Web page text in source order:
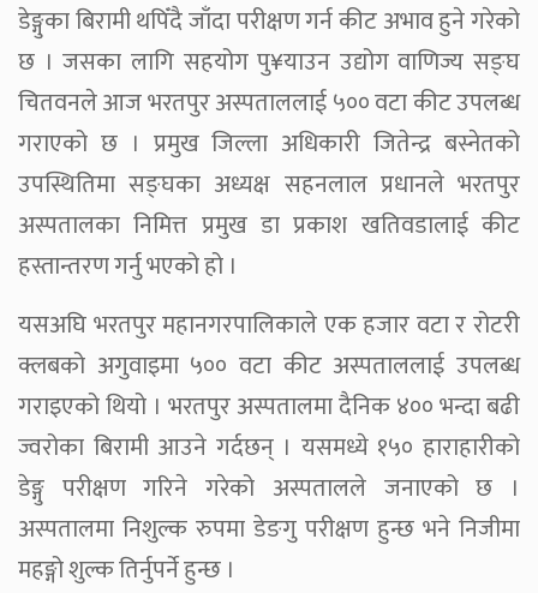
डेङ्गुका बिरामी थपिँदै जाँदा परीक्षण गर्न कीट अभाव हुने गरेको
छ । जसका लागि सहयोग पु¥याउन उद्योग वाणिज्य सङ्घ
चितवनले आज भरतपुर अस्पताललाई ५०० वटा कीट उपलब्ध
गराएको छ । प्रमुख जिल्ला अधिकारी जितेन्द्र बस्नेतको
उपस्थितिमा सङ्घका अध्यक्ष सहनलाल प्रधानले भरतपुर
अस्पतालका निमित्त प्रमुख डा प्रकाश खतिवडालाई कीट
हस्तान्तरण गर्नु भएको हो ।
यसअघि भरतपुर महानगरपालिकाले एक हजार वटा र रोटरी
क्लबको अगुवाइमा ५०० वटा कीट अस्पताललाई उपलब्ध
गराइएको थियो । भरतपुर अस्पतालमा दैनिक ४०० भन्दा बढी
ज्वरोका बिरामी आउने गर्दछन् । यसमध्ये १५० हाराहारीको
डेङ्गु परीक्षण गरिने गरेको अस्पतालले जनाएको छ ।
अस्पतालमा निशुल्क रुपमा डेङगु परीक्षण हुन्छ भने निजीमा
महङ्गो शुल्क तिर्नुपर्ने हुन्छ ।